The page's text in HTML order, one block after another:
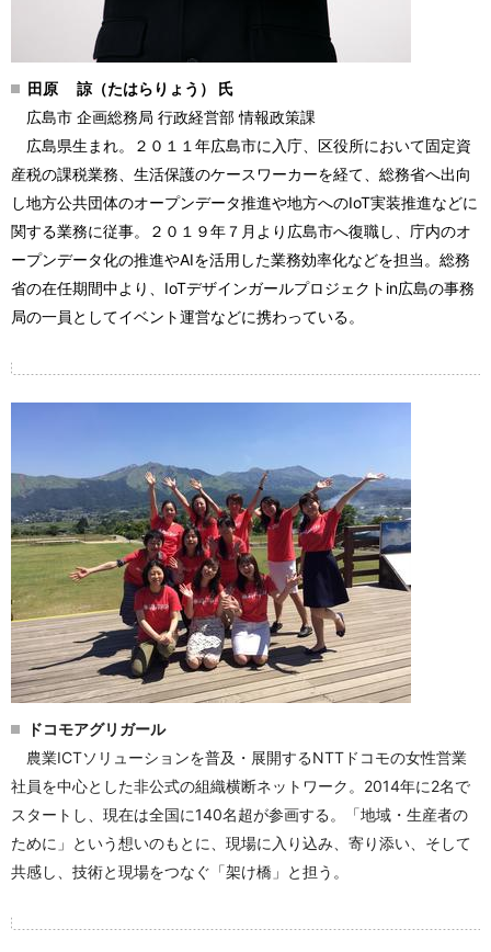
田原 諒（たはらりょう） 氏
広島市 企画総務局 行政経営部 情報政策課
広島県生まれ。２０１１年広島市に入庁、区役所において固定資
産税の課税業務、生活保護のケースワーカーを経て、総務省へ出向
し地方公共団体のオープンデータ推進や地方へのIoT実装推進などに
関する業務に従事。２０１９年７月より広島市へ復職し、庁内のオ
ープンデータ化の推進やAIを活用した業務効率化などを担当。総務
省の在任期間中より、 IoTデザインガールプロジェクト in広島の事務
局の一員としてイベント運営などに携わっている。
ドコモアグリガール
農業ICTソリューションを普及・展開するNTTドコモの女性営業
社員を中心とした非公式の組織横断ネットワーク。2014年に2名で
スタートし、現在は全国に140名超が参画する。「地域・生産者の
ために」という想いのもとに、現場に入り込み、寄り添い、そして
共感し、技術と現場をつなぐ「架け橋」と担う。